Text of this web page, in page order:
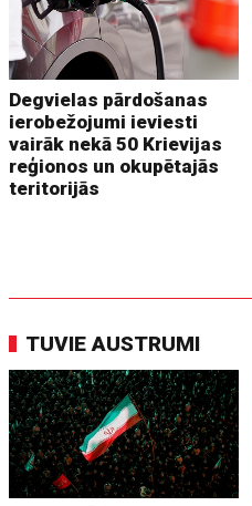
Degvielas pārdošanas
ierobežojumi ieviesti
vairāk nekā 50 Krievijas
reģionos un okupētajās
teritorijās
TUVIE AUSTRUMI